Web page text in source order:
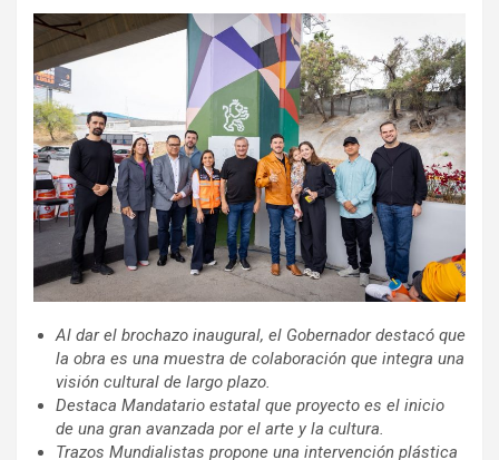
Al dar el brochazo inaugural, el Gobernador destacó que
la obra es una muestra de colaboración que integra una
visión cultural de largo plazo.
Destaca Mandatario estatal que proyecto es el inicio
de una gran avanzada por el arte y la cultura.
Trazos Mundialistas propone una intervención plástica